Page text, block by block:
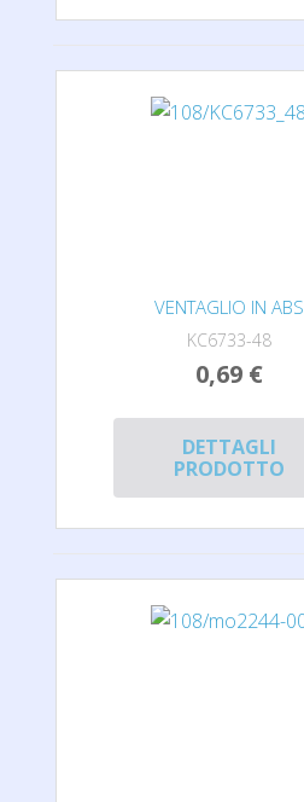
VENTAGLIO IN ABS
KC6733-48
0,69 €
DETTAGLI
PRODOTTO